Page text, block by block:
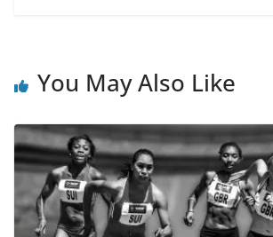
You May Also Like